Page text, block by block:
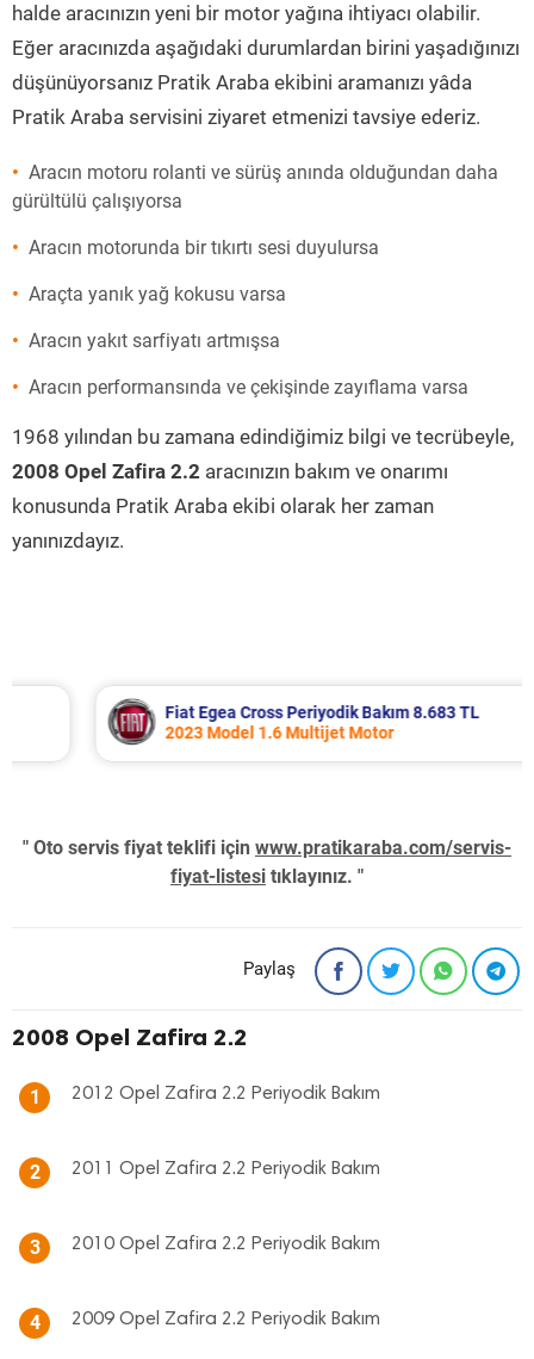
halde aracınızın yeni bir motor yağına ihtiyacı olabilir.
Eğer aracınızda aşağıdaki durumlardan birini yaşadığınızı
düşünüyorsanız Pratik Araba ekibini aramanızı yâda
Pratik Araba servisini ziyaret etmenizi tavsiye ederiz.
Aracın motoru rolanti ve sürüş anında olduğundan daha
gürültülü çalışıyorsa
Aracın motorunda bir tıkırtı sesi duyulursa
Araçta yanık yağ kokusu varsa
Aracın yakıt sarfiyatı artmışsa
Aracın performansında ve çekişinde zayıflama varsa
1968 yılından bu zamana edindiğimiz bilgi ve tecrübeyle,
2008 Opel Zafira 2.2 aracınızın bakım ve onarımı
konusunda Pratik Araba ekibi olarak her zaman
yanınızdayız.
Fiat Egea Cross Periyodik Bakım 8.683 TL
2023 Model 1.6 Multijet Motor
" Oto servis fiyat teklifi için www.pratikaraba.com/servis-
fiyat-listesi tıklayınız. "
Paylaş
2008 Opel Zafira 2.2
1 2012 Opel Zafira 2.2 Periyodik Bakım
2 2011 Opel Zafira 2.2 Periyodik Bakım
3 2010 Opel Zafira 2.2 Periyodik Bakım
4 2009 Opel Zafira 2.2 Periyodik Bakım